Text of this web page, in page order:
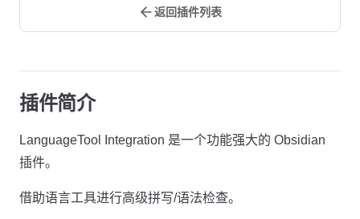
返回插件列表
插件简介
LanguageTool Integration 是一个功能强大的 Obsidian
插件。
借助语言工具进行高级拼写/语法检查。